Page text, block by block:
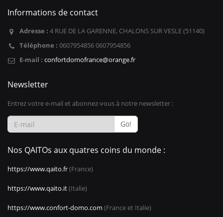
Informations de contact
Adresse : 4 RUE DE LA GARENNE, CHALONS SUR VESLE (51140)
Téléphone : 0607954856 0607954856
E-mail : confortdomofrance@orange.fr
Newsletter
Entrez votre e-mail et abonnez-vous à notre newsletter :
Go!
Nos QAITOs aux quatres coins du monde :
https://www.qaito.fr(France)
https://www.qaito.it(Italie)
https://www.confort-domo.com (France et Italie)